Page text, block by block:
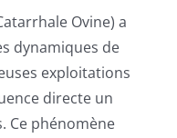
Ovine) a
dynamiques de
exploitations
directe un
Ce phénomène